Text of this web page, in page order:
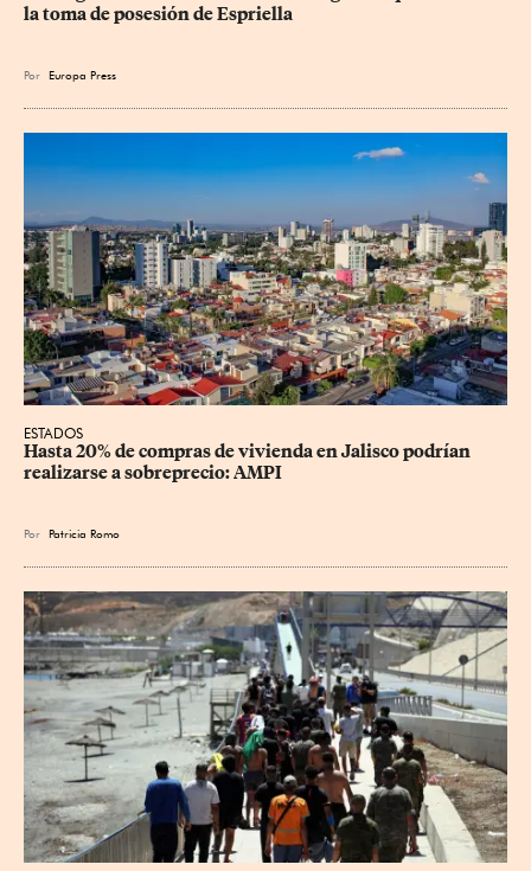
la toma de posesión de Espriella
Por Europa Press
ESTADOS
Hasta 20% de compras de vivienda en Jalisco podrían
realizarse a sobreprecio: AMPI
Por Patricia Romo